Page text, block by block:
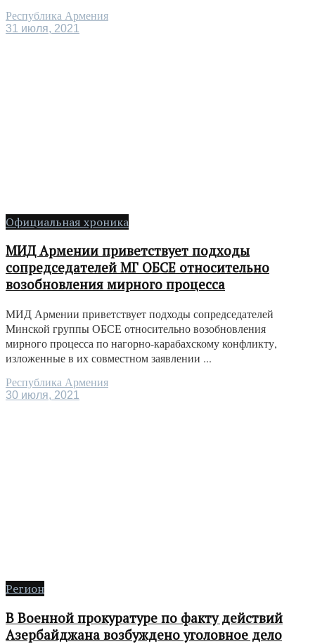
Республика Армения
31 июля, 2021
Официальная хроника
МИД Армении приветствует подходы
сопредседателей МГ ОБСЕ относительно
возобновления мирного процесса
МИД Армении приветствует подходы сопредседателей
Минской группы ОБСЕ относительно возобновления
мирного процесса по нагорно-карабахскому конфликту,
изложенные в их совместном заявлении ...
Республика Армения
30 июля, 2021
Регион
В Военной прокуратуре по факту действий
Азербайджана возбуждено уголовное дело